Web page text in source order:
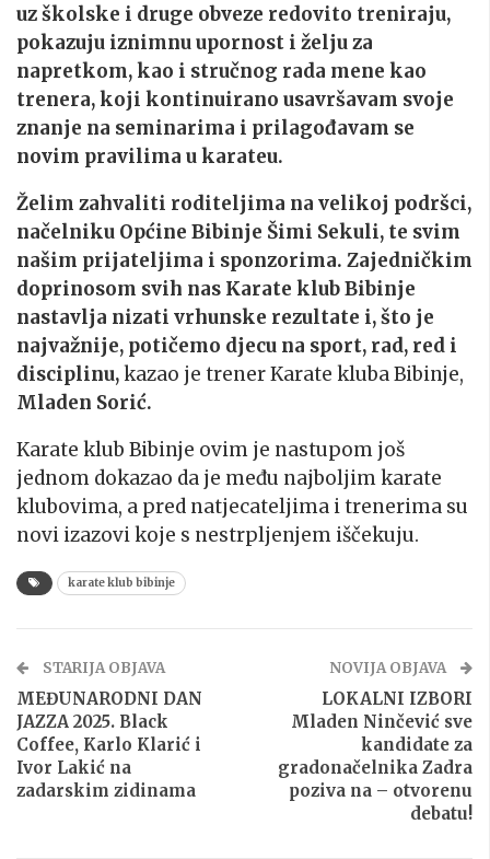
uz školske i druge obveze redovito treniraju,
pokazuju iznimnu upornost i želju za
napretkom, kao i stručnog rada mene kao
trenera, koji kontinuirano usavršavam svoje
znanje na seminarima i prilagođavam se
novim pravilima u karateu.
Želim zahvaliti roditeljima na velikoj podršci,
načelniku Općine Bibinje Šimi Sekuli, te svim
našim prijateljima i sponzorima. Zajedničkim
doprinosom svih nas Karate klub Bibinje
nastavlja nizati vrhunske rezultate i, što je
najvažnije, potičemo djecu na sport, rad, red i
disciplinu,kazao je trener Karate kluba Bibinje,
Mladen Sorić.
Karate klub Bibinje ovim je nastupom još
jednom dokazao da je među najboljim karate
klubovima, a pred natjecateljima i trenerima su
novi izazovi koje s nestrpljenjem iščekuju.
karate klub bibinje
STARIJA OBJAVA
MEĐUNARODNI DAN
JAZZA 2025. Black
Coffee, Karlo Klarić i
Ivor Lakić na
zadarskim zidinama
NOVIJA OBJAVA
LOKALNI IZBORI
Mladen Ninčević sve
kandidate za
gradonačelnika Zadra
poziva na – otvorenu
debatu!